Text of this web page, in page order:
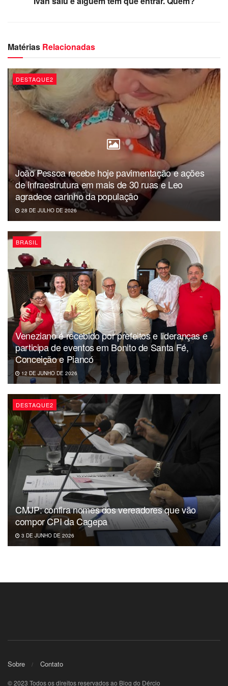
Cidadão e gestão chega à marca de R$ 52,5 milhões
Hora: 9h;
Local: Auditório do Centro Administrativo Municipal (CAM),
em Água Fria.
Matérias Relacionadas
DESTAQUE2
João Pessoa recebe hoje pavimentação e ações
de infraestrutura em mais de 30 ruas e Leo
agradece carinho da população
28 DE JULHO DE 2026
BRASIL
Veneziano é recebido por prefeitos e lideranças e
participa de eventos em Bonito de Santa Fé,
Conceição e Piancó
12 DE JUNHO DE 2026
DESTAQUE2
CMJP: confira nomes dos vereadores que vão
compor CPI da Cagepa
3 DE JUNHO DE 2026
Sobre Contato
© 2023 Todos os direitos reservados ao Blog do Dércio